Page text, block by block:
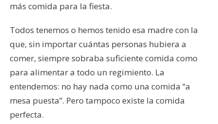
más comida para la fiesta.
Todos tenemos o hemos tenido esa madre con la
que, sin importar cuántas personas hubiera a
comer, siempre sobraba suficiente comida como
para alimentar a todo un regimiento. La
entendemos: no hay nada como una comida “a
mesa puesta”. Pero tampoco existe la comida
perfecta.